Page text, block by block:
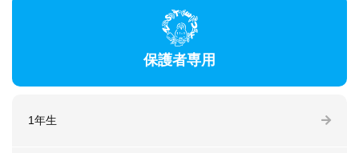
保護者専用
1年生